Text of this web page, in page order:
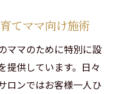
てママ向け施術
ママのために特別に設
提供しています。日々
ロンではお客様一人ひ